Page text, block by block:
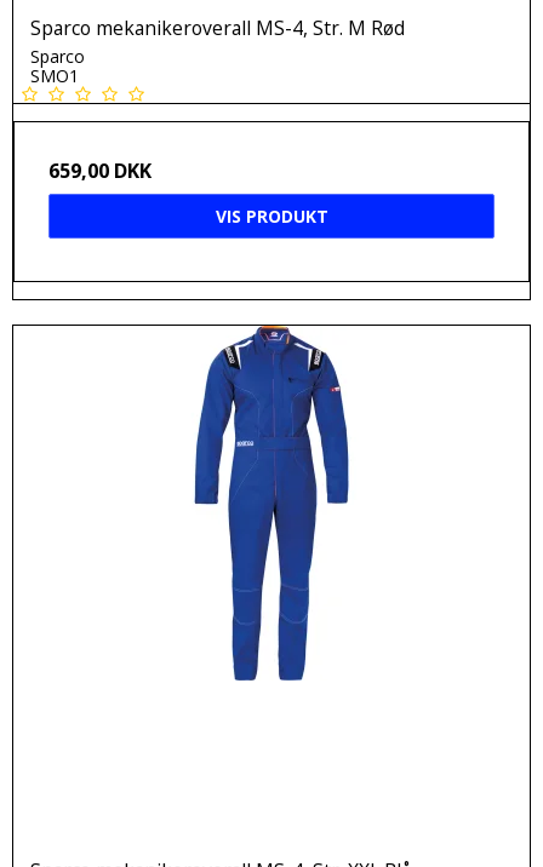
Sparco mekanikeroverall MS-4, Str. M Rød
Sparco
SMO1
659,00 DKK
VIS PRODUKT